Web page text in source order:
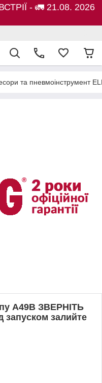
- 🚛 21.08. 2026
та пневмоінструмент
A49B ЗВЕРНІТЬ
запуском залийте